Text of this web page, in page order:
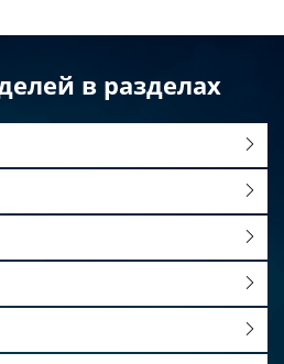
в разделах